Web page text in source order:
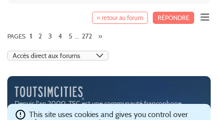
« retour au forum RÉPONDRE
PAGES 1 2 3 4 5 ... 272 »
Depuis l'an 2000, TSC est une communauté francophone
passionnée par les jeux de simulation urbaine, notamment
This site uses cookies and gives you control over